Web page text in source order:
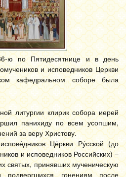
ю по Пятидесятнице и в день
и исповедников Церкви
кафедральном соборе была
литургии клирик собора иерей
панихиду по всем усопшим,
за веру Христову.
Це́ркви Ру́сской (до
и исповедников Российских) –
святых, принявших мученическую
гонениям после